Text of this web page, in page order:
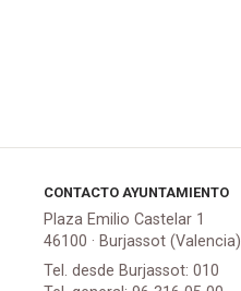
CONTACTO AYUNTAMIENTO
Plaza Emilio Castelar 1
46100 · Burjassot (Valencia)
Tel. desde Burjassot: 010